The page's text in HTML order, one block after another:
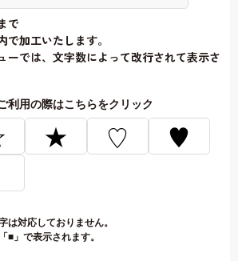
で
で加工いたします。
ーでは、文字数によって改行されて表示さ
利用の際はこちらをクリック
★ ♡
♥
は対応しておりません。
■」で表示されます。